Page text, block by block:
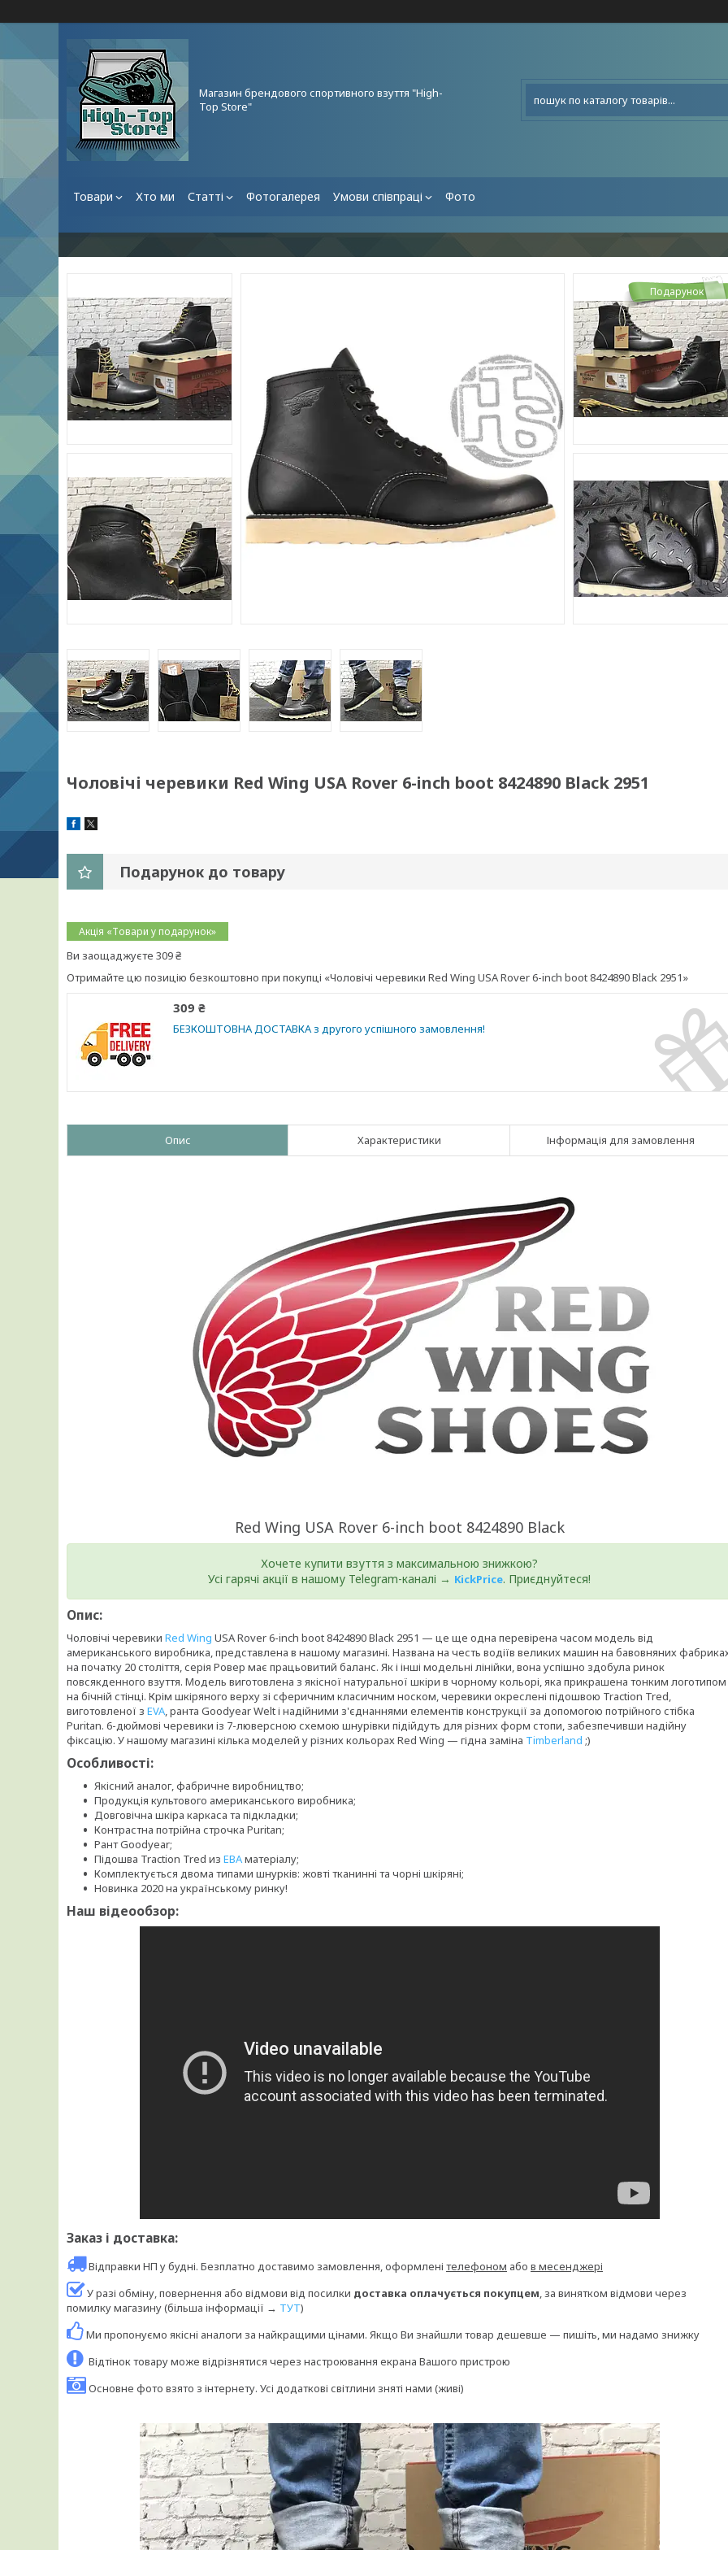
Магазин брендового спортивного взуття "High-
Top Store"
Товари Хто ми Статті Фотогалерея Умови співпраці Фото
Подарунок
Чоловічі черевики Red Wing USA Rover 6-inch boot 8424890 Black 2951
Подарунок до товару
Акція «Товари у подарунок»
Ви заощаджуєте 309 ₴
Отримайте цю позицію безкоштовно при покупці «Чоловічі черевики Red Wing USA Rover 6-inch boot 8424890 Black 2951»
309 ₴
БЕЗКОШТОВНА ДОСТАВКА з другого успішного замовлення!
Опис Характеристики Інформація для замовлення
Red Wing USA Rover 6-inch boot 8424890 Black
Хочете купити взуття з максимальною знижкою?
Усі гарячі акції в нашому Telegram-каналі → KickPrice. Приєднуйтеся!
Опис:
Чоловічі черевики Red Wing USA Rover 6-inch boot 8424890 Black 2951 — це ще одна перевірена часом модель від
американського виробника, представлена в нашому магазині. Названа на честь водіїв великих машин на бавовняних
на початку 20 століття, серія Ровер має працьовитий баланс. Як і інші модельні лінійки, вона успішно здобула ринок
повсякденного взуття. Модель виготовлена з якісної натуральної шкіри в чорному кольорі, яка прикрашена тонким логотипом
на бічній стінці. Крім шкіряного верху зі сферичним класичним носком, черевики окреслені підошвою Traction Tred,
виготовленої з EVA , ранта Goodyear Welt і надійними з'єднаннями елементів конструкції за допомогою потрійного стібка
Puritan. 6-дюймові черевики із 7-люверсною схемою шнурівки підійдуть для різних форм стопи, забезпечивши надійну
фіксацію. У нашому магазині кілька моделей у різних кольорах Red Wing — гідна заміна Timberland ;)
Особливості:
Якісний аналог, фабричне виробництво;
Продукція культового американського виробника;
Довговічна шкіра каркаса та підкладки;
Контрастна потрійна строчка Puritan;
Рант Goodyear;
Підошва Traction Tred из ЕВАматеріалу;
Комплектується двома типами шнурків: жовті тканинні та чорні шкіряні;
Новинка 2020 на українському ринку!
Наш відеообзор:
Заказ і доставка:
Відправки НП у будні. Безплатно доставимо замовлення, оформлені телефоном або в месенджері
У разі обміну, повернення або відмови від посилки доставка оплачується покупцем , за винятком відмови через
помилку магазину (більша інформації → ТУТ)
Ми пропонуємо якісні аналоги за найкращими цінами. Якщо Ви знайшли товар дешевше — пишіть, ми надамо знижку
Відтінок товару може відрізнятися через настроювання екрана Вашого пристрою
Основне фото взято з інтернету. Усі додаткові світлини зняті нами (живі)